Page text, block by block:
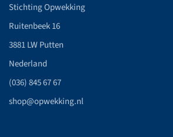
Stichting Opwekking
Ruitenbeek 16
3881 LW Putten
Nederland
(036) 845 67 67
shop@opwekking.nl